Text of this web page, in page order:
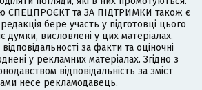
СПЕЦПРОЄКТ та ЗА ПІДТРИМКИ також є
бере участь у підготовці цього
думки, висловлені у цих матеріалах.
за факти та оціночні
у рекламних матеріалах. Згідно з
відповідальність за зміст
несе рекламодавець.